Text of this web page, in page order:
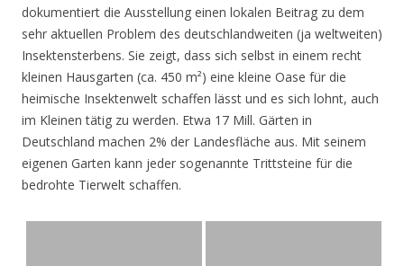
dokumentiert die Ausstellung einen lokalen Beitrag zu dem
sehr aktuellen Problem des deutschlandweiten (ja weltweiten)
Insektensterbens. Sie zeigt, dass sich selbst in einem recht
kleinen Hausgarten (ca. 450 m²) eine kleine Oase für die
heimische Insektenwelt schaffen lässt und es sich lohnt, auch
im Kleinen tätig zu werden. Etwa 17 Mill. Gärten in
Deutschland machen 2% der Landesfläche aus. Mit seinem
eigenen Garten kann jeder sogenannte Trittsteine für die
bedrohte Tierwelt schaffen.